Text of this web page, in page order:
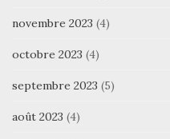
novembre 2023 (4)
octobre 2023 (4)
septembre 2023 (5)
août 2023 (4)